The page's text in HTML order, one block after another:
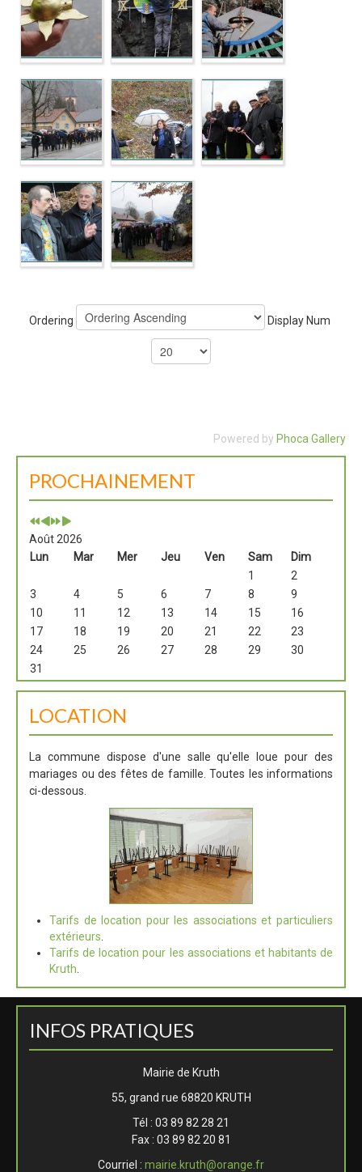
Ordering Display Num
Powered by Phoca Gallery
PROCHAINEMENT
Août 2026
Lun
Mar Mer Jeu Ven Sam
Dim
1
2
3
4 5 6 7 8
9
10
11 12 13 14 15
16
17
18 19 20 21 22
23
24
25 26 27 28 29
30
31
LOCATION
La commune dispose d'une salle qu'elle loue pour des
mariages ou des fêtes de famille. Toutes les informations
ci-dessous.
Tarifs de location pour les associations et particuliers
extérieurs
Tarifs de location pour les associations et habitants de
Kruth
INFOS PRATIQUES
Mairie de Kruth
55, grand rue 68820 KRUTH
Tél : 03 89 82 28 21
Fax : 03 89 82 20 81
Courriel : mairie.kruth@orange.fr